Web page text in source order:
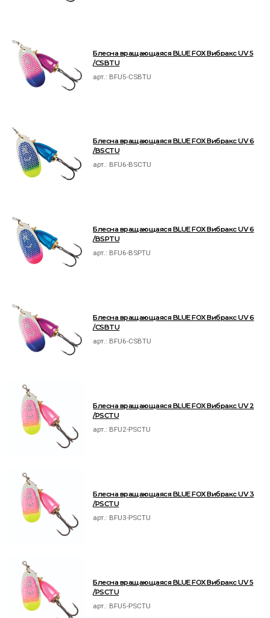
Блесна вращающаяся BLUE FOX Вибракс UV 5
/CSBTU
арт.: BFU5-CSBTU
Блесна вращающаяся BLUE FOX Вибракс UV 6
/BSCTU
арт.: BFU6-BSCTU
Блесна вращающаяся BLUE FOX Вибракс UV 6
/BSPTU
арт.: BFU6-BSPTU
Блесна вращающаяся BLUE FOX Вибракс UV 6
/CSBTU
арт.: BFU6-CSBTU
Блесна вращающаяся BLUE FOX Вибракс UV 2
/PSCTU
арт.: BFU2-PSCTU
Блесна вращающаяся BLUE FOX Вибракс UV 3
/PSCTU
арт.: BFU3-PSCTU
Блесна вращающаяся BLUE FOX Вибракс UV 5
/PSCTU
арт.: BFU5-PSCTU